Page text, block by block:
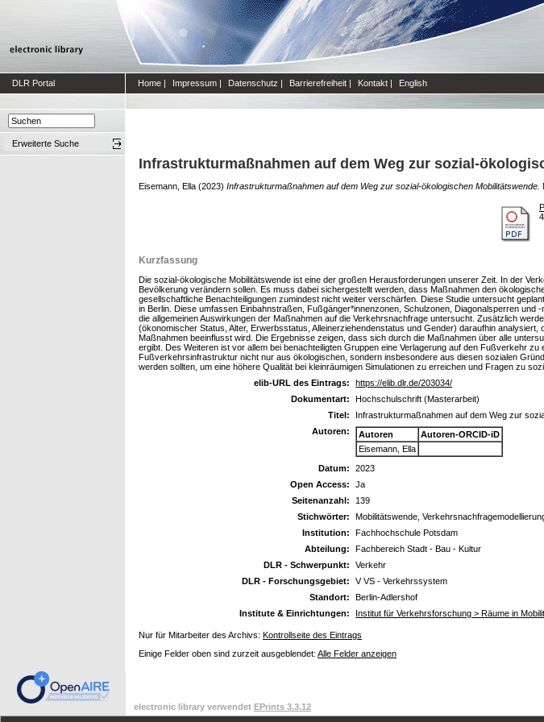
DLR Portal Home | Impressum | Datenschutz | Barrierefreiheit | Kontakt | English
Erweiterte Suche
Infrastrukturmaßnahmen auf dem Weg zur sozial-
Eisemann, Ella (2023) Infrastrukturmaßnahmen auf dem Weg zur sozial-ökologischen Mobilitätswende.
Kurzfassung
Die sozial-ökologische Mobilitätswende ist eine der großen Herausforderungen unserer Zeit. In der
Bevölkerung verändern sollen. Es muss dabei sichergestellt werden, dass Maßnahmen den
gesellschaftliche Benachteiligungen zumindest nicht weiter verschärfen. Diese Studie untersucht
in Berlin. Diese umfassen Einbahnstraßen, Fußgänger*innenzonen, Schulzonen, Diagonalsperren
die allgemeinen Auswirkungen der Maßnahmen auf die Verkehrsnachfrage untersucht. Zusätzlich
(ökonomischer Status, Alter, Erwerbsstatus, Alleinerziehendenstatus und Gender) daraufhin
Maßnahmen beeinflusst wird. Die Ergebnisse zeigen, dass sich durch die Maßnahmen über alle
ergibt. Des Weiteren ist vor allem bei benachteiligten Gruppen eine Verlagerung auf den Fußverkehr
Fußverkehrsinfrastruktur nicht nur aus ökologischen, sondern insbesondere aus diesen sozialen
werden sollten, um eine höhere Qualität bei kleinräumigen Simulationen zu erreichen und Fragen zu
elib-URL des Eintrags:
https://elib.dlr.de/203034/
Dokumentart:
Hochschulschrift (Masterarbeit)
Titel:
Infrastrukturmaßnahmen auf dem Weg zur
Autoren:
Autoren
Autoren-ORCID-iD
Eisemann, Ella
Datum:
2023
Open Access:
Ja
Seitenanzahl:
139
Stichwörter:
Mobilitätswende,
Institution:
Fachhochschule Potsdam
Abteilung:
Fachbereich Stadt - Bau - Kultur
DLR - Schwerpunkt:
Verkehr
DLR - Forschungsgebiet:
V VS - Verkehrssystem
Standort:
Berlin-Adlershof
Institute & Einrichtungen:
Institut für Verkehrsforschung > Räume in
Nur für Mitarbeiter des Archivs: Kontrollseite des Eintrags
Einige Felder oben sind zurzeit ausgeblendet: Alle Felder anzeigen
electronic library verwendet EPrints 3.3.12